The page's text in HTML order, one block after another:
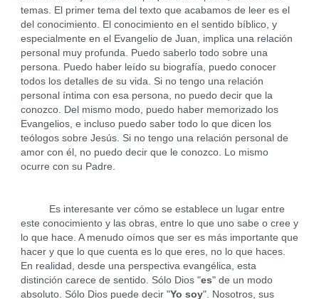
temas. El primer tema del texto que acabamos de leer es el
del conocimiento. El conocimiento en el sentido bíblico, y
especialmente en el Evangelio de Juan, implica una relación
personal muy profunda. Puedo saberlo todo sobre una
persona. Puedo haber leído su biografía, puedo conocer
todos los detalles de su vida. Si no tengo una relación
personal íntima con esa persona, no puedo decir que la
conozco. Del mismo modo, puedo haber memorizado los
Evangelios, e incluso puedo saber todo lo que dicen los
teólogos sobre Jesús. Si no tengo una relación personal de
amor con él, no puedo decir que le conozco. Lo mismo
ocurre con su Padre.
Es interesante ver cómo se establece un lugar entre
este conocimiento y las obras, entre lo que uno sabe o cree y
lo que hace. A menudo oímos que ser es más importante que
hacer y que lo que cuenta es lo que eres, no lo que haces.
En realidad, desde una perspectiva evangélica, esta
distinción carece de sentido. Sólo Dios "es" de un modo
absoluto. Sólo Dios puede decir "Yo soy". Nosotros, sus